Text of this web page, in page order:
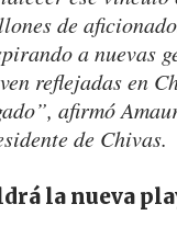
de
a nuevas
reflejadas en
afirmó
de Chivas.
la nueva